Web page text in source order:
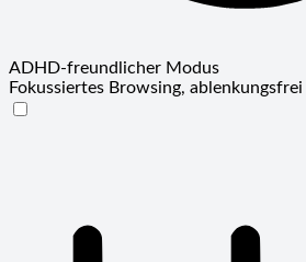
ADHD-freundlicher Modus
Fokussiertes Browsing, ablenkungsfrei